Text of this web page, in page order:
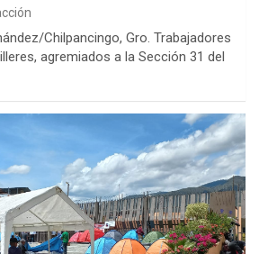
Chilpancingo, Gro. Trabajadores
agremiados a la Sección 31 del